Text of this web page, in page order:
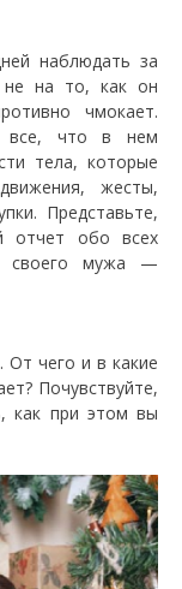
наблюдать за
не на то, как он
чмокает.
все, что в нем
тела, которые
жесты,
Представьте,
отчет обо всех
своего мужа —
чего и в какие
Почувствуйте,
как при этом вы